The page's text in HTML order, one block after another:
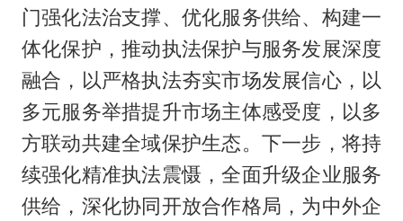
门强化法治支撑、优化服务供给、构建一
体化保护，推动执法保护与服务发展深度
融合，以严格执法夯实市场发展信心，以
多元服务举措提升市场主体感受度，以多
方联动共建全域保护生态。下一步，将持
续强化精准执法震慑，全面升级企业服务
供给，深化协同开放合作格局，为中外企